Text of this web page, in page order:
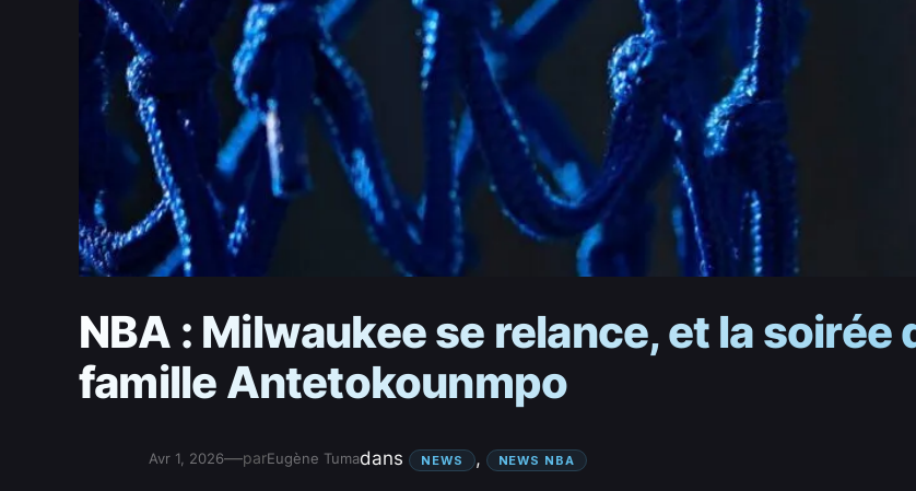
NBA : Milwaukee se relance, et la
famille Antetokounmpo
Avr 1, 2026—parEugène Tumadans NEWS , NEWS NBA